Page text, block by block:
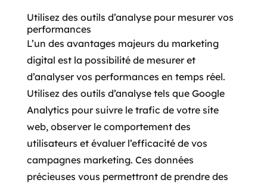
Utilisez des outils d’analyse pour mesurer vos
performances
L’un des avantages majeurs du marketing
digital est la possibilité de mesurer et
d’analyser vos performances en temps réel.
Utilisez des outils d’analyse tels que Google
Analytics pour suivre le trafic de votre site
web, observer le comportement des
utilisateurs et évaluer l’efficacité de vos
campagnes marketing. Ces données
précieuses vous permettront de prendre des